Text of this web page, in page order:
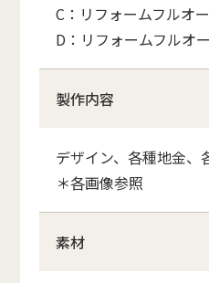
C：リフォームフルオ
D：リフォームフルオ
製作内容
デザイン、各種地金、
＊各画像参照
素材